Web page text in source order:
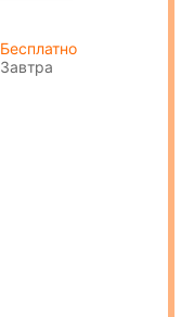
Бесплатно
Завтра